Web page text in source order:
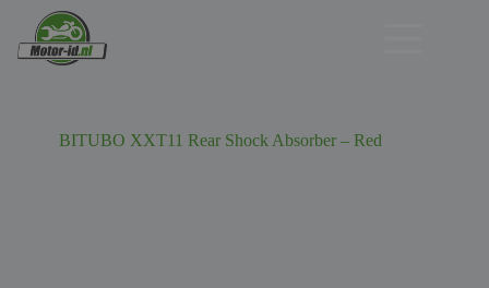
BITUBO XXT11 Rear Shock Absorber – Red